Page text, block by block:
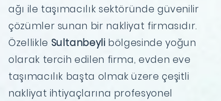
ağı ile taşımacılık sektöründe güvenilir
çözümler sunan bir nakliyat firmasıdır.
Özellikle Sultanbeyli bölgesinde yoğun
olarak tercih edilen firma, evden eve
taşımacılık başta olmak üzere çeşitli
nakliyat ihtiyaçlarına profesyonel